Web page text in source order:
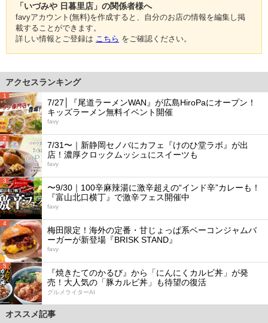
「いづみや 日暮里店」の関係者様へ
favyアカウント(無料)を作成すると、自分のお店の情報を編集し掲
載することができます。
詳しい情報とご登録は こちら をご確認ください。
アクセスランキング
1
7/27│『尾道ラーメンWAN』が広島HiroPaにオープン！
キッズラーメン無料イベント開催
favy
2
7/31〜｜新静岡セノバにカフェ『けのひ堂ラボ』が出
店！濃厚クロックムッシュにスイーツも
favy
3
〜9/30｜100辛麻辣湯に激辛超えの“インド辛”カレーも！
『富山北口横丁』で激辛フェス開催中
favy
4
梅田限定！海外の定番・甘じょっぱ系ベーコンジャムバ
ーガーが新登場『BRISK STAND』
favy
5
『焼きたてのかるび』から「にんにくカルビ丼」が発
売！大人気の「豚カルビ丼」も待望の復活
グルメライターAI
オススメ記事